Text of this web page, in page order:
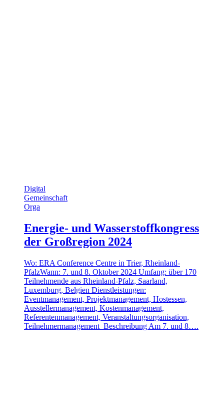
Digital
Gemeinschaft
Orga
Energie- und Wasserstoffkongress
der Großregion 2024
Wo: ERA Conference Centre in Trier, Rheinland-
PfalzWann: 7. und 8. Oktober 2024 Umfang: über 170
Teilnehmende aus Rheinland-Pfalz, Saarland,
Luxemburg, Belgien Dienstleistungen:
Eventmanagement, Projektmanagement, Hostessen,
Ausstellermanagement, Kostenmanagement,
Referentenmanagement, Veranstaltungsorganisation,
Teilnehmermanagement Beschreibung Am 7. und 8….